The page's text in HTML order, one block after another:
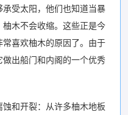
受太阳，他们也知道当暴
木不会收缩。这些正是今
喜欢柚木的原因了。由于
出船门和内阁的一个优秀
和开裂：从许多柚木地板